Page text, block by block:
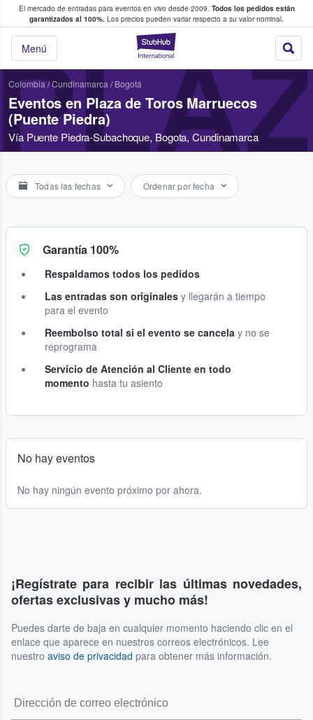
El mercado de entradas para eventos en vivo desde 2009. Todos los pedidos están
garantizados al 100%. Los precios pueden variar respecto a su valor nominal.
StubHub:
Menú
y venta de entradas entre fans
Colombia/Cundinamarca / Bogotá
Eventos en Plaza de Toros Marruecos
(Puente Piedra)
Vía Puente Piedra-Subachoque, Bogota, Cundinamarca
Todas las fechas Ordenar por fecha
Garantía 100%
Respaldamos todos los pedidos
Las entradas son originales y llegarán a tiempo
para el evento
Reembolso total si el evento se cancela y no se
reprograma
Servicio de Atención al Cliente en todo
momento hasta tu asiento
No hay eventos
No hay ningún evento próximo por ahora.
¡Regístrate para recibir las últimas novedades,
ofertas exclusivas y mucho más!
Puedes darte de baja en cualquier momento haciendo clic en el
enlace que aparece en nuestros correos electrónicos. Lee
nuestro aviso de privacidad para obtener más información.